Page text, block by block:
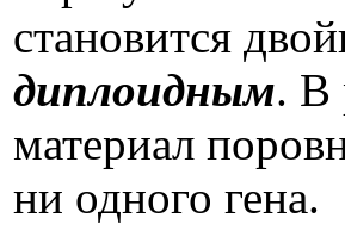
становится
диплоидным. В
материал
ни одного гена.